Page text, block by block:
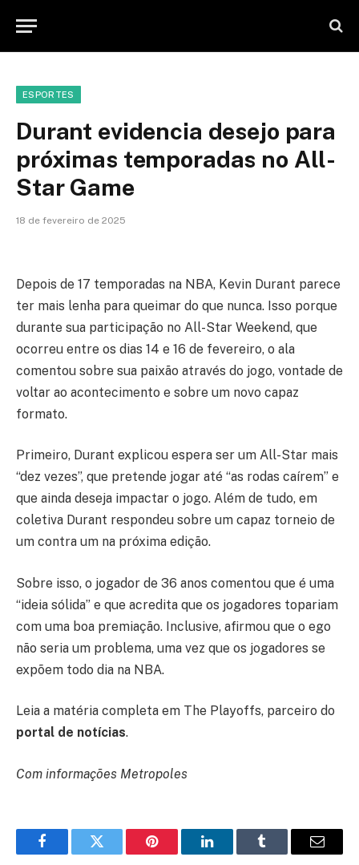
ESPORTES
Durant evidencia desejo para
próximas temporadas no All-
Star Game
18 de fevereiro de 2025
Depois de 17 temporadas na NBA, Kevin Durant parece
ter mais lenha para queimar do que nunca. Isso porque
durante sua participação no All-Star Weekend, que
ocorreu entre os dias 14 e 16 de fevereiro, o ala
comentou sobre sua paixão através do jogo, vontade de
voltar ao acontecimento e sobre um novo capaz
formato.
Primeiro, Durant explicou espera ser um All-Star mais
“dez vezes”, que pretende jogar até “as rodas caírem” e
que ainda deseja impactar o jogo. Além de tudo, em
coletiva Durant respondeu sobre um capaz torneio de
um contra um na próxima edição.
Sobre isso, o jogador de 36 anos comentou que é uma
“ideia sólida” e que acredita que os jogadores topariam
com uma boa premiação. Inclusive, afirmou que o ego
não seria um problema, uma vez que os jogadores se
expõem todo dia na NBA.
Leia a matéria completa em The Playoffs, parceiro do
portal de notícias.
Com informações Metropoles
FacebookTwitter Pinterest LinkedInTumblr Email